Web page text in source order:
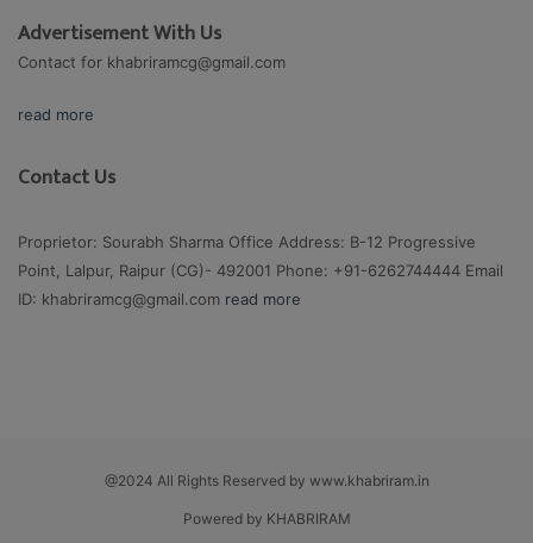
Advertisement With Us
Contact for khabriramcg@gmail.com
read more
Contact Us
Proprietor: Sourabh Sharma Office Address: B-12 Progressive
Point, Lalpur, Raipur (CG)- 492001 Phone: +91-6262744444 Email
ID: khabriramcg@gmail.com read more
@2024 All Rights Reserved by www.khabriram.in
Powered by KHABRIRAM